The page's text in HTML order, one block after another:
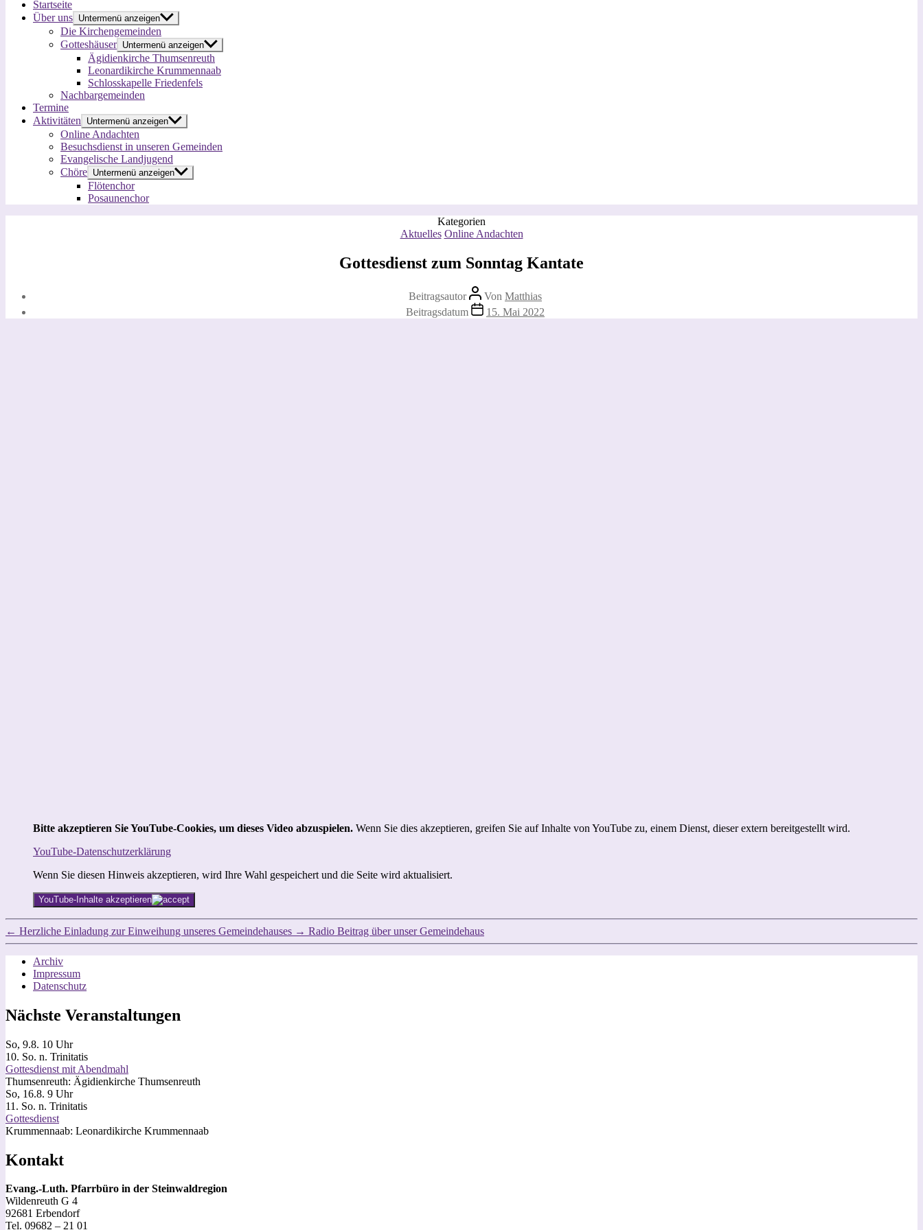
Startseite
Über uns Untermenü anzeigen
Die Kirchengemeinden
Gotteshäuser Untermenü anzeigen
Ägidienkirche Thumsenreuth
Leonardikirche Krummennaab
Schlosskapelle Friedenfels
Nachbargemeinden
Termine
Aktivitäten
Untermenü anzeigen
Online Andachten
Besuchsdienst in unseren Gemeinden
Evangelische Landjugend
Chöre Untermenü anzeigen
Flötenchor
Posaunenchor
Kategorien
Aktuelles Online Andachten
Gottesdienst zum Sonntag Kantate
Beitragsautor Von Matthias
Beitragsdatum
15. Mai 2022
Bitte akzeptieren Sie YouTube-Cookies, um dieses Video abzuspielen. Wenn Sie dies akzeptieren, greifen Sie auf Inhalte von YouTube zu, einem Dienst, dieser extern bereitgestellt wird.
YouTube-Datenschutzerklärung
Wenn Sie diesen Hinweis akzeptieren, wird Ihre Wahl gespeichert und die Seite wird aktualisiert.
YouTube-Inhalte akzeptieren
← Herzliche Einladung zur Einweihung unseres Gemeindehauses → Radio Beitrag über unser Gemeindehaus
Archiv
Impressum
Datenschutz
Nächste Veranstaltungen
So, 9.8. 10 Uhr
10. So. n. Trinitatis
Gottesdienst mit Abendmahl
Thumsenreuth: Ägidienkirche Thumsenreuth
So, 16.8. 9 Uhr
11. So. n. Trinitatis
Gottesdienst
Krummennaab: Leonardikirche Krummennaab
Kontakt
Evang.-Luth. Pfarrbüro in der Steinwaldregion
Wildenreuth G 4
92681 Erbendorf
Tel. 09682 – 21 01